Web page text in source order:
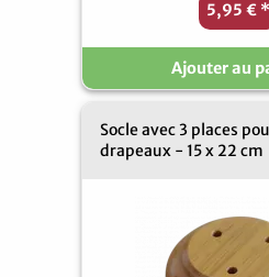
5,95 € *
Ajouter au
Socle avec 3 places
drapeaux - 15 x 22 cm